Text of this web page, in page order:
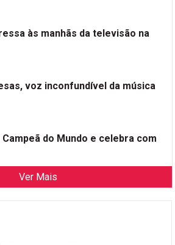
às manhãs da televisão na
voz inconfundível da música
do Mundo e celebra com
Ver Mais